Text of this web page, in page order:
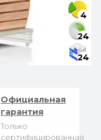
4
24
24
Официальная
гарантия
Только
сертифицированная